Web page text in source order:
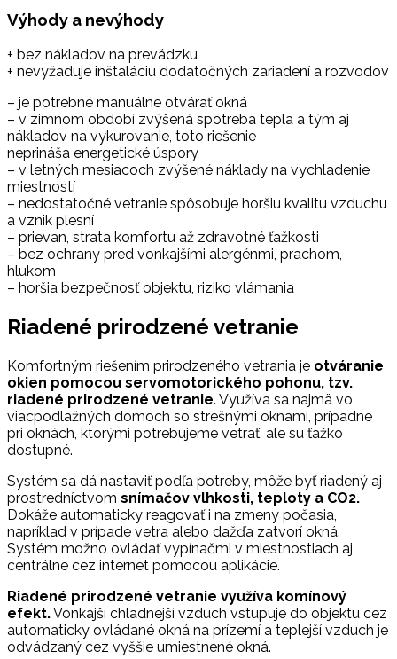
Výhody a nevýhody
+ bez nákladov na prevádzku
+ nevyžaduje inštaláciu dodatočných zariadení a rozvodov
– je potrebné manuálne otvárať okná
– v zimnom období zvýšená spotreba tepla a tým aj
nákladov na vykurovanie, toto riešenie
neprináša energetické úspory
– v letných mesiacoch zvýšené náklady na vychladenie
miestností
– nedostatočné vetranie spôsobuje horšiu kvalitu vzduchu
a vznik plesní
– prievan, strata komfortu až zdravotné ťažkosti
– bez ochrany pred vonkajšími alergénmi, prachom,
hlukom
– horšia bezpečnosť objektu, riziko vlámania
Riadené prirodzené vetranie
Komfortným riešením prirodzeného vetrania je otváranie
okien pomocou servomotorického pohonu, tzv.
riadené prirodzené vetranie. Využíva sa najmä vo
viacpodlažných domoch so strešnými oknami, prípadne
pri oknách, ktorými potrebujeme vetrať, ale sú ťažko
dostupné.
Systém sa dá nastaviť podľa potreby, môže byť riadený aj
prostredníctvom snímačov vlhkosti, teploty a CO2.
Dokáže automaticky reagovať i na zmeny počasia,
napríklad v prípade vetra alebo dažďa zatvorí okná.
Systém možno ovládať vypínačmi v miestnostiach aj
centrálne cez internet pomocou aplikácie.
Riadené prirodzené vetranie využíva komínový
efekt.Vonkajší chladnejší vzduch vstupuje do objektu cez
automaticky ovládané okná na prízemí a teplejší vzduch je
odvádzaný cez vyššie umiestnené okná.